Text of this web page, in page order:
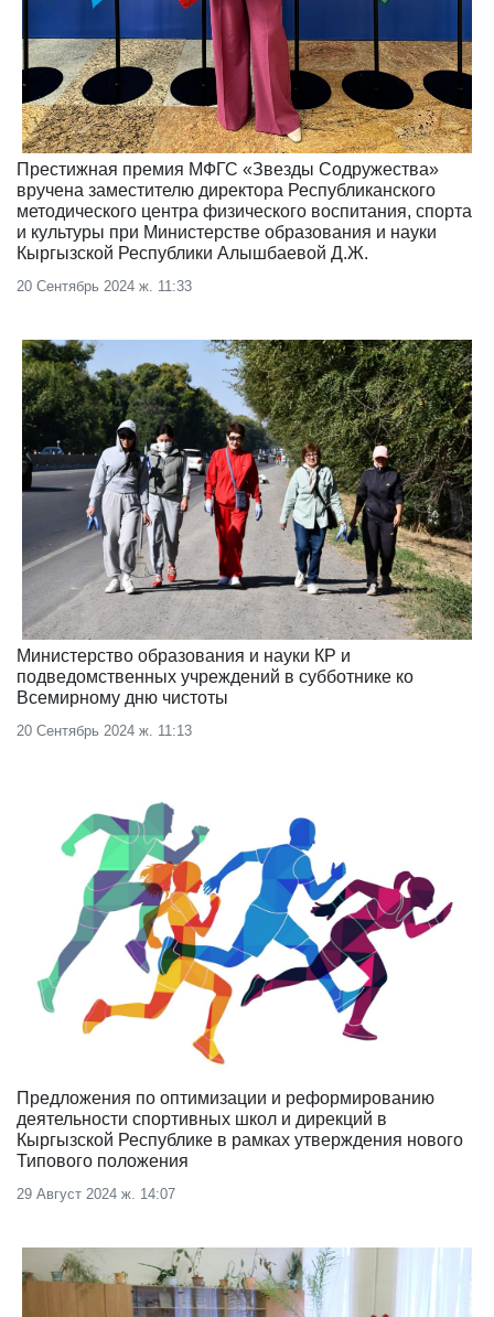
Престижная премия МФГС «Звезды Содружества»
вручена заместителю директора Республиканского
методического центра физического воспитания, спорта
и культуры при Министерстве образования и науки
Кыргызской Республики Алышбаевой Д.Ж.
20 Сентябрь 2024 ж. 11:33
Министерство образования и науки КР и
подведомственных учреждений в субботнике ко
Всемирному дню чистоты
20 Сентябрь 2024 ж. 11:13
Предложения по оптимизации и реформированию
деятельности спортивных школ и дирекций в
Кыргызской Республике в рамках утверждения нового
Типового положения
29 Август 2024 ж. 14:07